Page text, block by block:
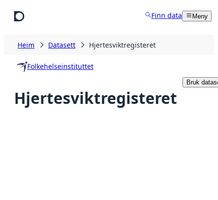
Finn data Meny
Heim Datasett Hjertesviktregisteret
Folkehelseinstituttet
Hjertesviktregisteret
Bruk